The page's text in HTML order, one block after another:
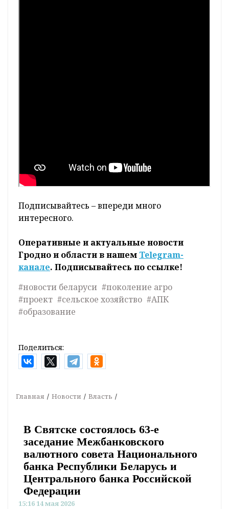
Подписывайтесь – впереди много
интересного.
Оперативные и актуальные новости
Гродно и области в нашем Telegram-
канале. Подписывайтесь по ссылке!
#новости беларуси #поколение агро
#проект #сельское хозяйство #АПК
#образование
Поделиться:
Главная Новости Власть
В Святске состоялось 63-е
заседание Межбанковского
валютного совета Национального
банка Республики Беларусь и
Центрального банка Российской
Федерации
15:16 14 мая 2026